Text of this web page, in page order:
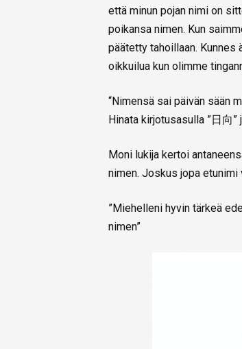
että minun pojan nimi on
poikansa nimen. Kun
päätetty tahoillaan.
oikkuilua kun olimme
“Nimensä sai päivän sään
Hinata kirjotusasulla ”日向
Moni lukija kertoi
nimen. Joskus jopa etunimi
”Miehelleni hyvin tärkeä
nimen”